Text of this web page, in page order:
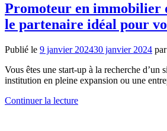
Promoteur en immobilier
le partenaire idéal pour
Publié le 9 janvier 202430 janvier 2024 par
Vous êtes une start-up à la recherche d’un
institution en pleine expansion ou une
Continuer la lecture